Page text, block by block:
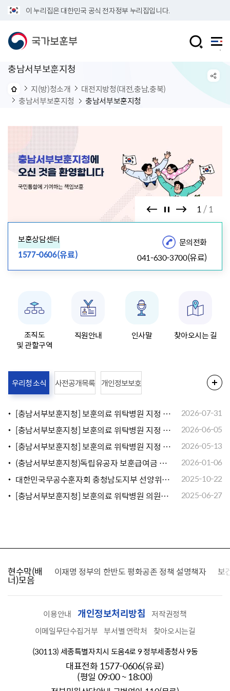
이 누리집은 대한민국 공식 전자정부 누리집입니다.
충남서부보훈지청
지(방)청소개
대전지방청(대전,충남,충북)
충남서부보훈지청
충남서부보훈지청
1 1
보훈상담센터
1577-0606(유료)
문의전화
041-630-3700(유료)
조직도
및 관할구역
직원안내 인사말 찾아오시는 길
우리청 소식 사전공개목록 개인정보보호
[충남서부보훈지청] 보훈의료 위탁병원 지정 재공고 모집 안내 2026-07-31
[충남서부보훈지청] 보훈의료 위탁병원 지정 재공고 모집 안내 2026-06-05
[충남서부보훈지청] 보훈의료 위탁병원 지정 공개모집 공고(충남도내) 2026-05-13
(충남서부보훈지청)독립유공자 보훈급여금 지급대상자(선순위자) 지정 및 생활지원금 신청 안내 2026-01-06
대한민국무공수훈자회 충청남도지부 선양위원 공개모집 2025-10-22
[충남서부보훈지청] 보훈의료 위탁병원 의원급 지정 공개모집 공고 3차(홍성, 예산,서천) 2025-06-27
현수막(배
너)모음
찾습니다 이재명 정부의 한반도 평화공존 정책 설명책자 보
이용안내 개인정보처리방침
저작권정책
이메일무단수집거부 부서별 연락처
찾아오시는길
(30113) 세종특별자치시 도움4로 9 정부세종청사 9동
대표전화 1577-0606(유료)
(평일 09:00 ~ 18:00)